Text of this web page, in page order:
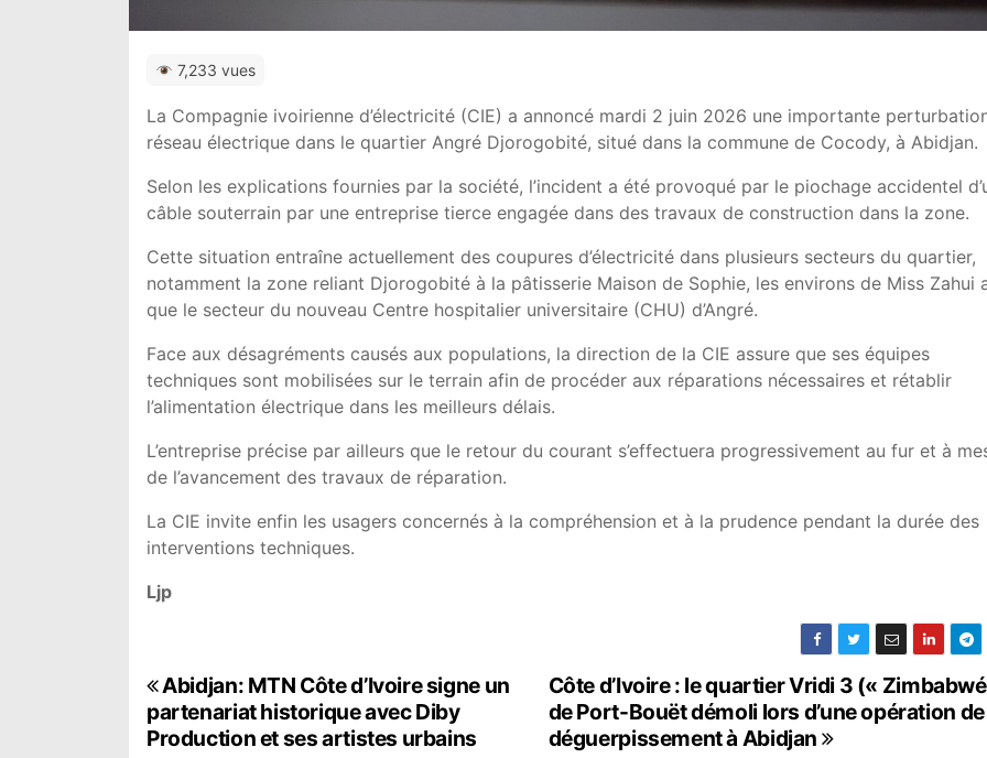
7,233 vues
La Compagnie ivoirienne d’électricité (CIE) a annoncé mardi 2 juin 2026 une importante
réseau électrique dans le quartier Angré Djorogobité, situé dans la commune de Cocody, à Abidjan.
Selon les explications fournies par la société, l’incident a été provoqué par le piochage accidentel
câble souterrain par une entreprise tierce engagée dans des travaux de construction dans la zone.
Cette situation entraîne actuellement des coupures d’électricité dans plusieurs secteurs du quartier,
notamment la zone reliant Djorogobité à la pâtisserie Maison de Sophie, les environs de Miss Zahui
que le secteur du nouveau Centre hospitalier universitaire (CHU) d’Angré.
Face aux désagréments causés aux populations, la direction de la CIE assure que ses équipes
techniques sont mobilisées sur le terrain afin de procéder aux réparations nécessaires et rétablir
l’alimentation électrique dans les meilleurs délais.
L’entreprise précise par ailleurs que le retour du courant s’effectuera progressivement au fur et à
de l’avancement des travaux de réparation.
La CIE invite enfin les usagers concernés à la compréhension et à la prudence pendant la durée des
interventions techniques.
Ljp
N
a
Côte d’Ivoire : le quartier Vridi 3 («
de Port-Bouët démoli lors d’une opération de
déguerpissement à Abidjan
Abidjan: MTN Côte d’Ivoire signe un
partenariat historique avec Diby
Production et ses artistes urbains